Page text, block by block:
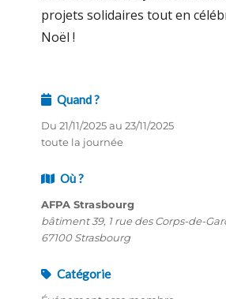
projets solidaires tout en
Noël !
Quand ?
Du 21/11/2025 au 23/11/2025
toute la journée
Où ?
AFPA Strasbourg
bâtiment 39, 1 rue des Corps-de-
67100 Strasbourg
Catégorie